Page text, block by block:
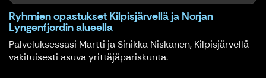
Ryhmien opastukset Kilpisjärvellä ja Norjan
Lyngenfjordin alueella
Palveluksessasi Martti ja Sinikka Niskanen, Kilpisjärvellä
vakituisesti asuva yrittäjäpariskunta.